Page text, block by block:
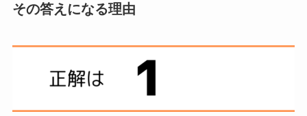
その答えになる理由